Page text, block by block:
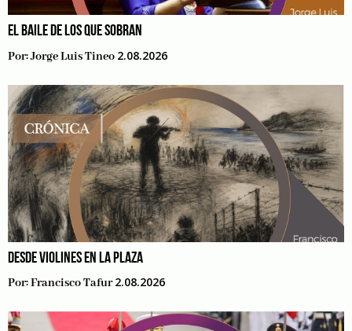
EL BAILE DE LOS QUE SOBRAN
Por:Jorge Luis Tineo 2.08.2026
DESDE VIOLINES EN LA PLAZA
Por:Francisco Tafur 2.08.2026